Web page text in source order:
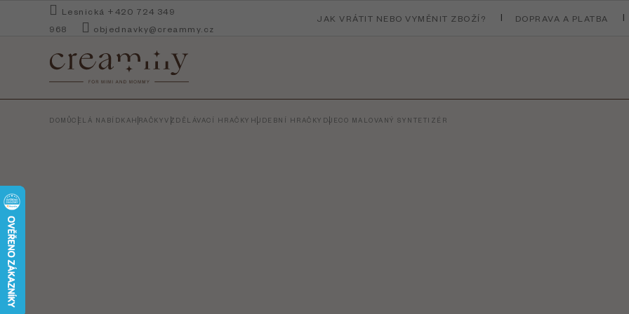
Lesnická +420 724 349
968
objednavky@creammy.cz
JAK VRÁTIT NEBO VYMĚNIT ZBOŽÍ? DOPRAVA A PLATBA
DOMŮCELÁ NABÍDKAHRAČKYVZDĚLÁVACÍ HRAČKY HUDEBNÍ HRAČKY DJECO MALOVANÝ SYNTETIZÉR